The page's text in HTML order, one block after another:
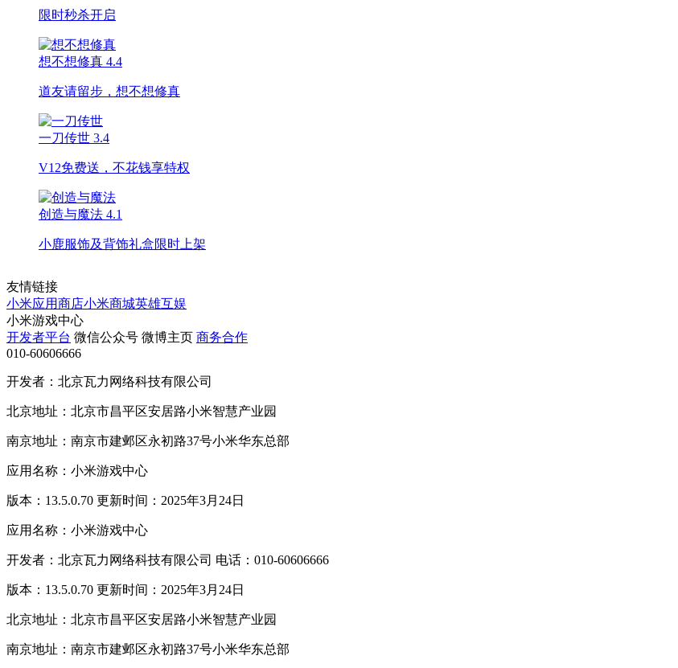
限时秒杀开启
想不想修真 4.4
道友请留步，想不想修真
一刀传世 3.4
V12免费送，不花钱享特权
创造与魔法 4.1
小鹿服饰及背饰礼盒限时上架
友情链接
小米应用商店小米商城英雄互娱
小米游戏中心
开发者平台 微信公众号 微博主页 商务合作
010-60606666
开发者：北京瓦力网络科技有限公司
北京地址：北京市昌平区安居路小米智慧产业园
南京地址：南京市建邺区永初路37号小米华东总部
应用名称：小米游戏中心
版本：13.5.0.70 更新时间：2025年3月24日
应用名称：小米游戏中心
开发者：北京瓦力网络科技有限公司 电话：010-60606666
版本：13.5.0.70 更新时间：2025年3月24日
北京地址：北京市昌平区安居路小米智慧产业园
南京地址：南京市建邺区永初路37号小米华东总部